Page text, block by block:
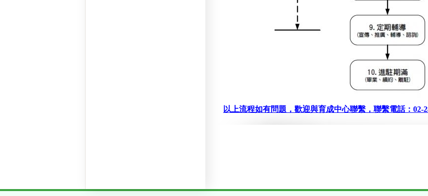
以上流程如有問題，歡迎與育成中心聯繫，聯繫電話：02-